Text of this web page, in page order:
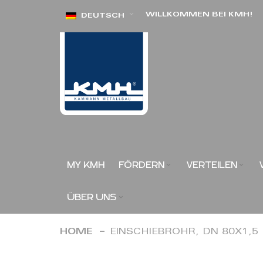
Direkt DEUTSCH WILLKOMMEN BEI KMH!
MY KMH FÖRDERN VERTEILEN
ÜBER UNS
HOME EINSCHIEBROHR, DN 80X1,5